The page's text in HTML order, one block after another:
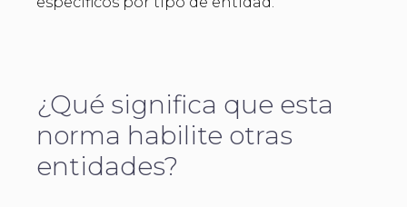
¿Qué significa que esta
norma habilite otras
entidades?